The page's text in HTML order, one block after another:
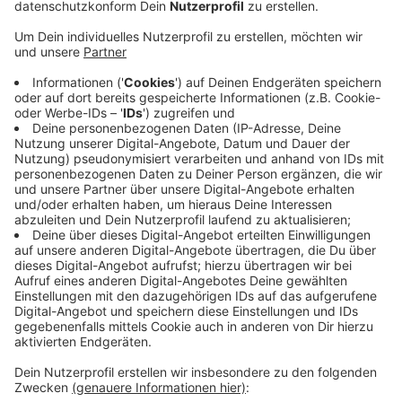
"Omas for Future". Die möchten Menschen ihrer
Generation Denkanstöße geben, um klima- und
umweltgerechter zu leben. Veronika Nagata
die älteren Menschen sich engagieren sollen: "Wir
haben uns aus der Fridays-for-Future-Bewegung
gegründet, haben aber gedacht, dass es auch eine
Bewegung für die Älteren ab 50 geben müsste, weil
die haben die Situation ja quasi so erzeugt, wie sie
jetzt ist. Daher tragen wir die Verantwortung
dafür." Mittlerweile haben sich schon zehn Frauen
zusammengefunden. Aber auch Opas sind gerne
gesehen. Mehr Informationen gibt es auf der
Websiteder Bewegung.
Veröffentlicht:Dienstag, 22.08.2023 06:20
Anzeige